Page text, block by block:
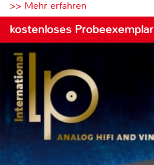
>> Mehr erfahren
kostenloses Probeexemplar